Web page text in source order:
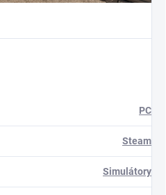
PC
Steam
Simulátory